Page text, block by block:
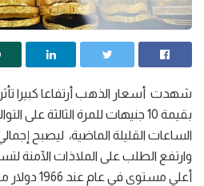
شهدت أسعار الذهب أرتفاعا كبيرا
الساعات القليلة الماضية، ليصبح إجمالي
وارتفع الطلب على الملاذات الآمنة